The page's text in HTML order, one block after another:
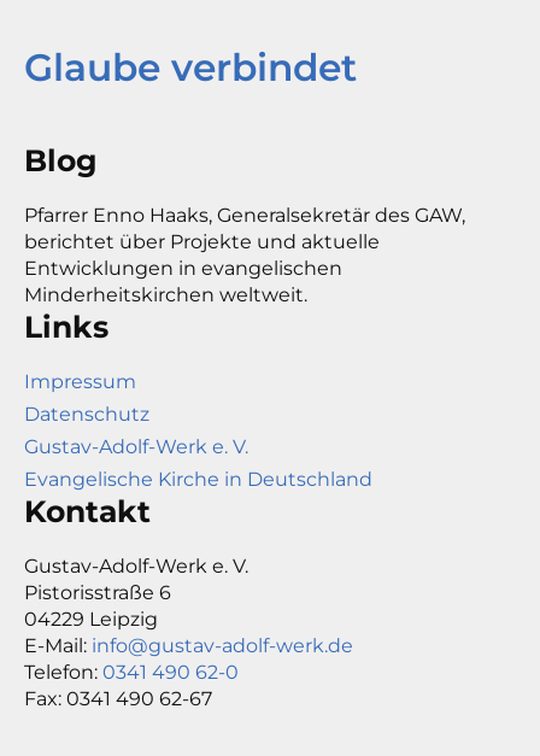
Glaube verbindet
Blog
Pfarrer Enno Haaks, Generalsekretär des GAW,
berichtet über Projekte und aktuelle
Entwicklungen in evangelischen
Minderheitskirchen weltweit.
Links
Impressum
Datenschutz
Gustav-Adolf-Werk e. V.
Evangelische Kirche in Deutschland
Kontakt
Gustav-Adolf-Werk e. V.
Pistorisstraße 6
04229 Leipzig
E-Mail: info@gustav-adolf-werk.de
Telefon: 0341 490 62-0
Fax: 0341 490 62-67